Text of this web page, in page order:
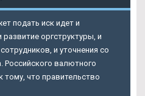
подать иск идет и
развитие оргструктуры, и
и уточнения со
Российского валютного
тому, что правительство